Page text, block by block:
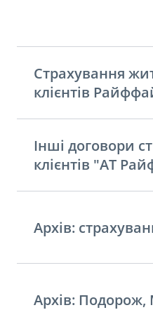
Страхування
клієнтів
Інші договори
клієнтів "АТ
Архів:
Архів: